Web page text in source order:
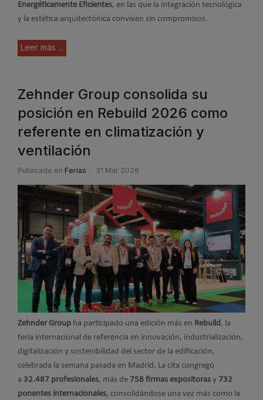
Energéticamente Eficientes, en las que la integración tecnológica
y la estética arquitectónica conviven sin compromisos.
Leer más ...
Zehnder Group consolida su
posición en Rebuild 2026 como
referente en climatización y
ventilación
Publicado en Ferias 31 Mar 2026
Zehnder Group ha participado una edición más en Rebuild, la
feria internacional de referencia en innovación, industrialización,
digitalización y sostenibilidad del sector de la edificación,
celebrada la semana pasada en Madrid. La cita congregó
a 32.487 profesionales, más de 758 firmas expositoras y 732
ponentes internacionales, consolidándose una vez más como la